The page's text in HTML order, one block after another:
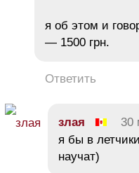
я об этом и
— 1500 грн.
Ответить
злая 30
я бы в
научат)